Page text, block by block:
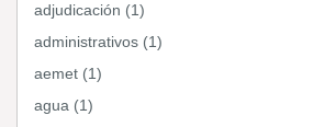
adjudicación (1)
administrativos (1)
aemet (1)
agua (1)